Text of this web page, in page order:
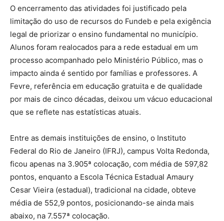
O encerramento das atividades foi justificado pela
limitação do uso de recursos do Fundeb e pela exigência
legal de priorizar o ensino fundamental no município.
Alunos foram realocados para a rede estadual em um
processo acompanhado pelo Ministério Público, mas o
impacto ainda é sentido por famílias e professores. A
Fevre, referência em educação gratuita e de qualidade
por mais de cinco décadas, deixou um vácuo educacional
que se reflete nas estatísticas atuais.
Entre as demais instituições de ensino, o Instituto
Federal do Rio de Janeiro (IFRJ), campus Volta Redonda,
ficou apenas na 3.905ª colocação, com média de 597,82
pontos, enquanto a Escola Técnica Estadual Amaury
Cesar Vieira (estadual), tradicional na cidade, obteve
média de 552,9 pontos, posicionando-se ainda mais
abaixo, na 7.557ª colocação.